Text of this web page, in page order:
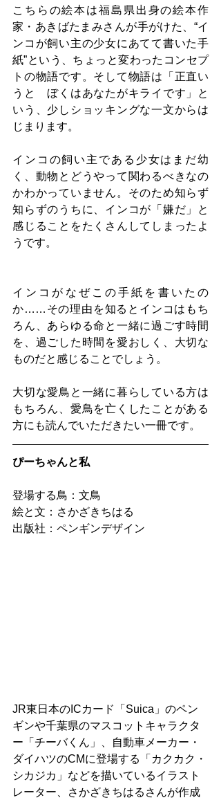
こちらの絵本は福島県出身の絵本作
家・あきばたまみさんが手がけた、“イ
ンコが飼い主の少女にあてて書いた手
紙”という、ちょっと変わったコンセプ
トの物語です。そして物語は「正直い
うと　ぼくはあなたがキライです」と
いう、少しショッキングな一文からは
じまります。
インコの飼い主である少女はまだ幼
く、動物とどうやって関わるべきなの
かわかっていません。そのため知らず
知らずのうちに、インコが「嫌だ」と
感じることをたくさんしてしまったよ
うです。
インコがなぜこの手紙を書いたの
か……その理由を知るとインコはもち
ろん、あらゆる命と一緒に過ごす時間
を、過ごした時間を愛おしく、大切な
ものだと感じることでしょう。
大切な愛鳥と一緒に暮らしている方は
もちろん、愛鳥を亡くしたことがある
方にも読んでいただきたい一冊です。
ぴーちゃんと私
登場する鳥：文鳥
絵と文：さかざきちはる
出版社：ペンギンデザイン
JR東日本のICカード「Suica」のペン
ギンや千葉県のマスコットキャラクタ
ー「チーバくん」、自動車メーカー・
ダイハツのCMに登場する「カクカク・
シカジカ」などを描いているイラスト
レーター、さかざきちはるさんが作成